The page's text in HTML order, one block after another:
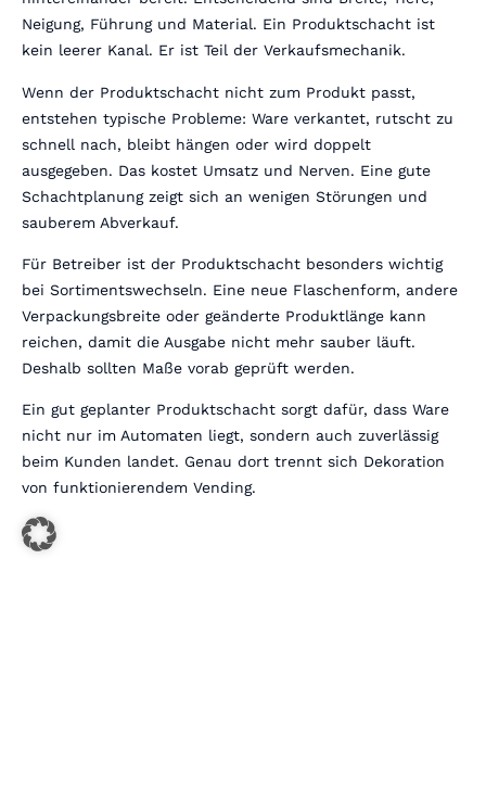
Neigung, Führung und Material. Ein Produktschacht ist
kein leerer Kanal. Er ist Teil der Verkaufsmechanik.
Wenn der Produktschacht nicht zum Produkt passt,
entstehen typische Probleme: Ware verkantet, rutscht zu
schnell nach, bleibt hängen oder wird doppelt
ausgegeben. Das kostet Umsatz und Nerven. Eine gute
Schachtplanung zeigt sich an wenigen Störungen und
sauberem Abverkauf.
Für Betreiber ist der Produktschacht besonders wichtig
bei Sortimentswechseln. Eine neue Flaschenform, andere
Verpackungsbreite oder geänderte Produktlänge kann
reichen, damit die Ausgabe nicht mehr sauber läuft.
Deshalb sollten Maße vorab geprüft werden.
Ein gut geplanter Produktschacht sorgt dafür, dass Ware
nicht nur im Automaten liegt, sondern auch zuverlässig
beim Kunden landet. Genau dort trennt sich Dekoration
von funktionierendem Vending.